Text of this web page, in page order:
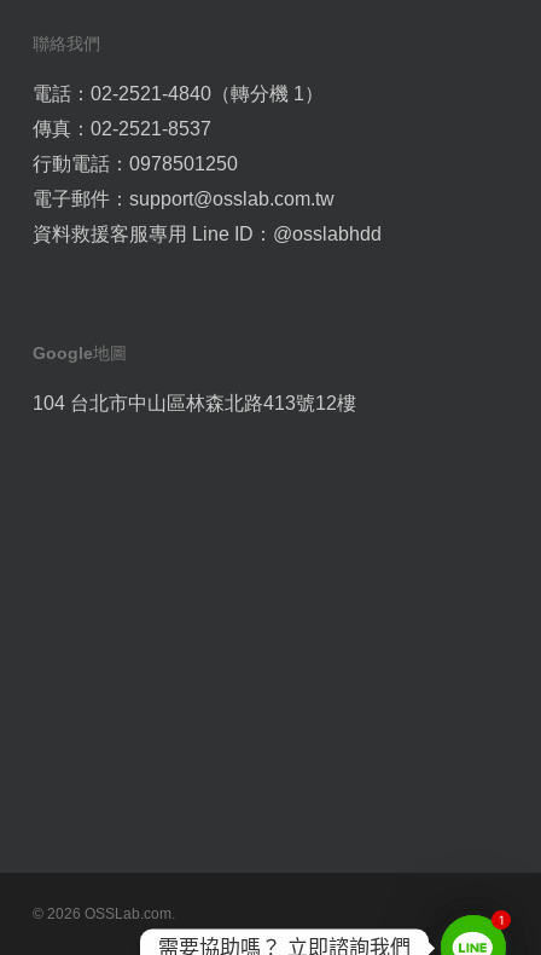
聯絡我們
電話：02-2521-4840（轉分機 1）
傳真：02-2521-8537
行動電話：0978501250
電子郵件： support@osslab.com.tw
資料救援客服專用 Line ID： @osslabhdd
Google地圖
104 台北市中山區林森北路413號12樓
© 2026 OSSLab.com. 1
需要協助嗎？ 立即諮詢我們